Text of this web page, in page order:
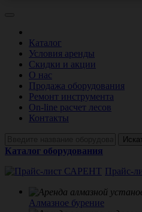
Каталог
Условия аренды
Скидки и акции
О нас
Продажа оборудования
Ремонт инструмента
On-line расчет лесов
Контакты
Каталог оборудования
Прайс-
Алмазное бурение